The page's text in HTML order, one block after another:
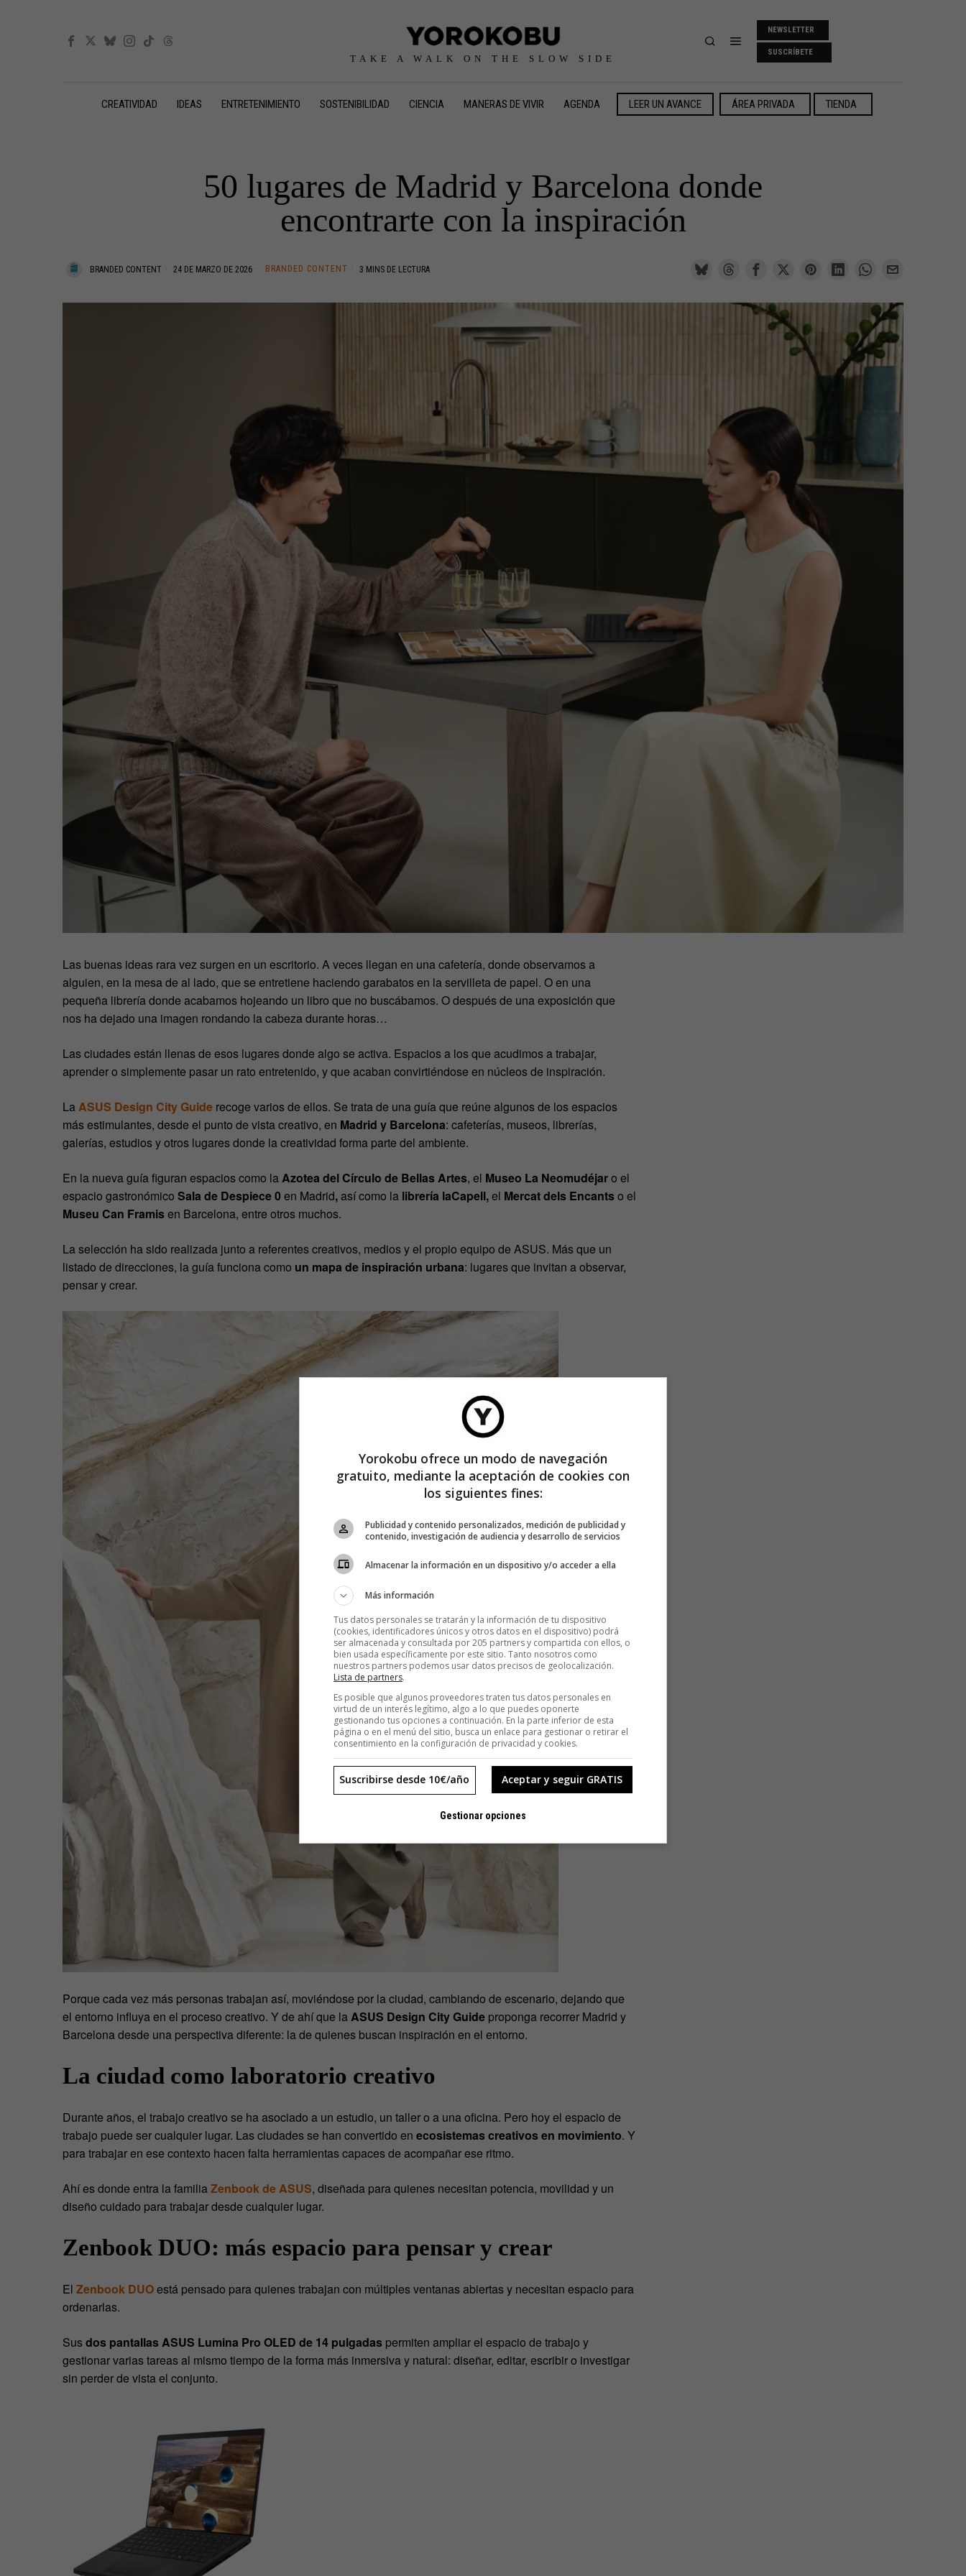
TAKE A WALK ON THE SLOW SIDE
NEWSLETTER
SUSCRÍBETE
CREATIVIDAD IDEAS ENTRETENIMIENTO SOSTENIBILIDAD CIENCIA MANERAS DE VIVIR AGENDA LEER UN AVANCE ÁREA PRIVADA TIENDA
50 lugares de Madrid y Barcelona donde
encontrarte con la inspiración
BRANDED CONTENT 24 DE MARZO DE 2026 BRANDED CONTENT 3 MINS DE LECTURA
Las buenas ideas rara vez surgen en un escritorio. A veces llegan en una cafetería, donde observamos a
alguien, en la mesa de al lado, que se entretiene haciendo garabatos en la servilleta de papel. O en una
pequeña librería donde acabamos hojeando un libro que no buscábamos. O después de una exposición que
nos ha dejado una imagen rondando la cabeza durante horas…
Las ciudades están llenas de esos lugares donde algo se activa. Espacios a los que acudimos a trabajar,
aprender o simplemente pasar un rato entretenido, y que acaban convirtiéndose en núcleos de inspiración.
LaASUS Design City Guide recoge varios de ellos. Se trata de una guía que reúne algunos de los espacios
más estimulantes, desde el punto de vista creativo, en Madrid y Barcelona: cafeterías, museos, librerías,
galerías, estudios y otros lugares donde la creatividad forma parte del ambiente.
En la nueva guía figuran espacios como laAzotea del Círculo de Bellas Artes, el Museo La Neomudéjaro el
espacio gastronómico Sala de Despiece 0en Madrid,así como la librería laCapell,el Mercat dels Encantso el
Museu Can Framisen Barcelona, entre otros muchos.
La selección ha sido realizada junto a referentes creativos, medios y el propio equipo de ASUS. Más que un
listado de direcciones, la guía funciona como un mapa de inspiración urbana: lugares que invitan a observar,
pensar y crear.
Porque cada vez más personas trabajan así, moviéndose por la ciudad, cambiando de escenario, dejando que
el entorno influya en el proceso creativo. Y de ahí que laASUS Design City Guide proponga recorrer Madrid y
Barcelona desde una perspectiva diferente: la de quienes buscan inspiración en el entorno.
La ciudad como laboratorio creativo
Durante años, el trabajo creativo se ha asociado a un estudio, un taller o a una oficina. Pero hoy el espacio de
trabajo puede ser cualquier lugar. Las ciudades se han convertido en ecosistemas creativos en movimiento. Y
para trabajar en ese contexto hacen falta herramientas capaces de acompañar ese ritmo.
Ahí es donde entra la familiaZenbook de ASUS, diseñada para quienes necesitan potencia, movilidad y un
diseño cuidado para trabajar desde cualquier lugar.
Zenbook DUO: más espacio para pensar y crear
El Zenbook DUOestá pensado para quienes trabajan con múltiples ventanas abiertas y necesitan espacio para
ordenarlas.
Susdos pantallas ASUS Lumina Pro OLED de 14 pulgadas permiten ampliar el espacio de trabajo y
gestionar varias tareas al mismo tiempo de la forma más inmersiva y natural: diseñar, editar, escribir o investigar
sin perder de vista el conjunto.
Yorokobu ofrece un modo de navegación
gratuito, mediante la aceptación de cookies con
los siguientes fines:
Publicidad y contenido personalizados, medición de publicidad y
contenido, investigación de audiencia y desarrollo de servicios
Almacenar la información en un dispositivo y/o acceder a ella
Más información
Tus datos personales se tratarán y la información de tu dispositivo
(cookies, identificadores únicos y otros datos en el dispositivo) podrá
ser almacenada y consultada por 205 partners y compartida con ellos, o
bien usada específicamente por este sitio. Tanto nosotros como
nuestros partners podemos usar datos precisos de geolocalización.
Lista de partners.
Es posible que algunos proveedores traten tus datos personales en
virtud de un interés legítimo, algo a lo que puedes oponerte
gestionando tus opciones a continuación. En la parte inferior de esta
página o en el menú del sitio, busca un enlace para gestionar o retirar el
consentimiento en la configuración de privacidad y cookies.
Aceptar y seguir GRATIS
Suscribirse desde 10€/año
Gestionar opciones